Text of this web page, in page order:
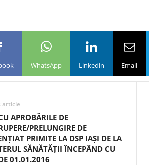
WhatsApp Linkedin Email
article
APROBĂRILE DE
PRELUNGIRE DE
PRIMITE LA DSP IAȘI DE LA
SĂNĂTĂȚII ÎNCEPÂND CU
01.01.2016